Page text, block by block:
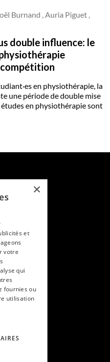
Burnand , Auria Piguet ,
double influence: le
en physiothérapie, la
une période de double mise
études en physiothérapie sont
×
et
votre
qui
fournies ou
utilisation